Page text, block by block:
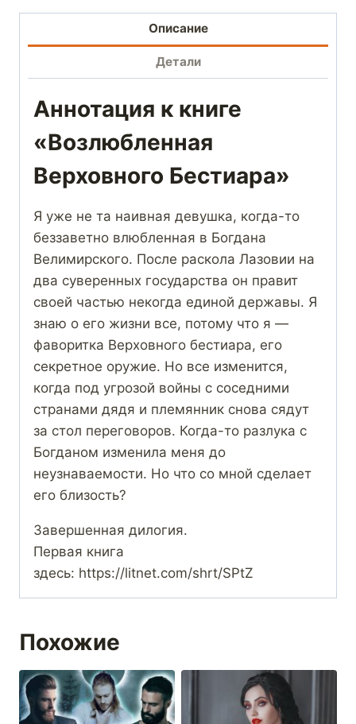
Описание
Детали
Аннотация к книге
«Возлюбленная
Верховного Бестиара»
Я уже не та наивная девушка, когда-то
беззаветно влюбленная в Богдана
Велимирского. После раскола Лазовии на
два суверенных государства он правит
своей частью некогда единой державы. Я
знаю о его жизни все, потому что я —
фаворитка Верховного бестиара, его
секретное оружие. Но все изменится,
когда под угрозой войны с соседними
странами дядя и племянник снова сядут
за стол переговоров. Когда-то разлука с
Богданом изменила меня до
неузнаваемости. Но что со мной сделает
его близость?
Завершенная дилогия.
Первая книга
здесь: https://litnet.com/shrt/SPtZ
Похожие